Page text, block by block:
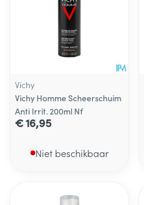
Vichy
Vichy Homme Scheerschuim
Anti Irrit. 200ml Nf
€ 16,95
Niet beschikbaar